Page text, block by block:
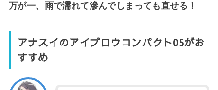
万が一、雨で濡れて滲んでしまっても直せる！
アナスイのアイブロウコンパクト05がお
すすめ